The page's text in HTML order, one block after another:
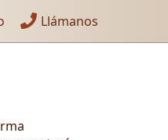
Llámanos